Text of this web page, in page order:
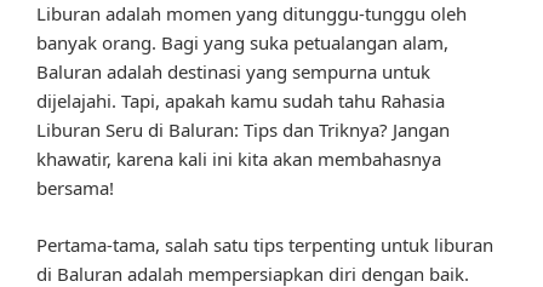
Liburan adalah momen yang ditunggu-tunggu oleh
banyak orang. Bagi yang suka petualangan alam,
Baluran adalah destinasi yang sempurna untuk
dijelajahi. Tapi, apakah kamu sudah tahu Rahasia
Liburan Seru di Baluran: Tips dan Triknya? Jangan
khawatir, karena kali ini kita akan membahasnya
bersama!
Pertama-tama, salah satu tips terpenting untuk liburan
di Baluran adalah mempersiapkan diri dengan baik.